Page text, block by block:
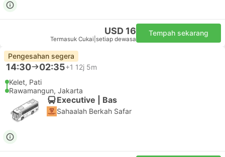
USD 16
Termasuk Cukai setiap dewasa
Tempah sekarang
Pengesahan segera
14:30 02:35+1 12j 5m
Kelet, Pati
Rawamangun, Jakarta
Executive | Bas
Sahaalah Berkah Safar